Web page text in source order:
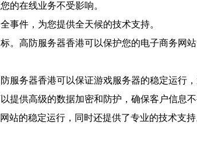
的在线业务不受影响。
事件，为您提供全天候的技术支持。
。高防服务器香港可以保护您的电子商务网
务器香港可以保证游戏服务器的稳定运行
供高级的数据加密和防护，确保客户信息不
的稳定运行，同时还提供了专业的技术支